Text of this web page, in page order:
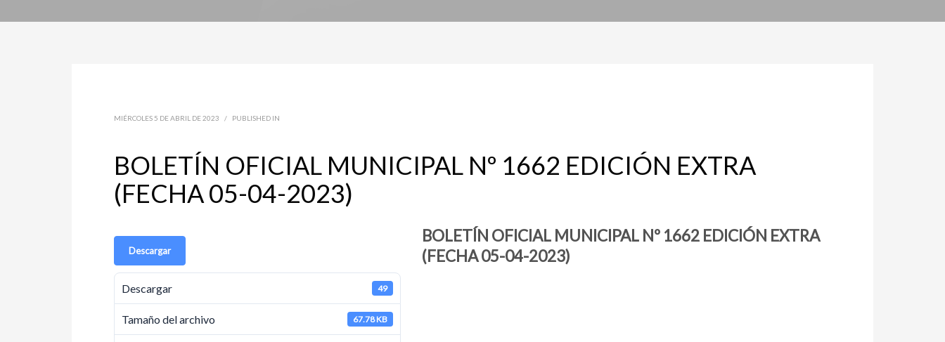
MIÉRCOLES 5 DE ABRIL DE 2023 / PUBLISHED IN
BOLETÍN OFICIAL MUNICIPAL Nº 1662 EDICIÓN EXTRA
(FECHA 05-04-2023)
Descargar
Descargar 49
Tamaño del archivo 67.78 KB
BOLETÍN OFICIAL MUNICIPAL Nº 1662 EDICIÓN EXTRA
(FECHA 05-04-2023)